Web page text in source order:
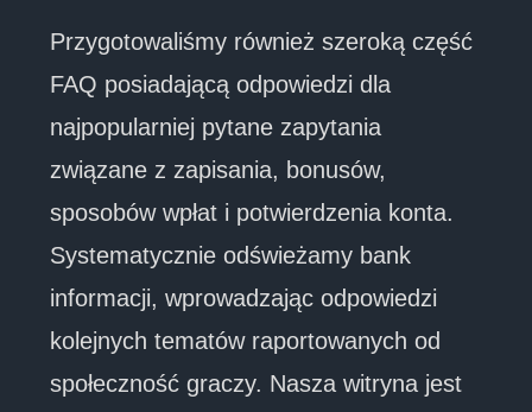
Przygotowaliśmy również szeroką część
FAQ posiadającą odpowiedzi dla
najpopularniej pytane zapytania
związane z zapisania, bonusów,
sposobów wpłat i potwierdzenia konta.
Systematycznie odświeżamy bank
informacji, wprowadzając odpowiedzi
kolejnych tematów raportowanych od
społeczność graczy. Nasza witryna jest